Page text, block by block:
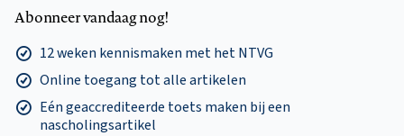
Abonneer vandaag nog!
12 weken kennismaken met het NTVG
Online toegang tot alle artikelen
Eén geaccrediteerde toets maken bij een
nascholingsartikel